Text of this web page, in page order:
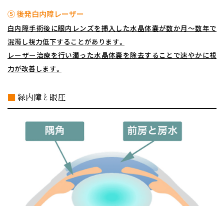
⑤ 後発白内障レーザー
白内障手術後に眼内レンズを挿入した水晶体嚢が数か月～数年で
混濁し視力低下することがあります。
レーザー治療を行い濁った水晶体嚢を除去することで速やかに視
力が改善します。
■ 緑内障と眼圧